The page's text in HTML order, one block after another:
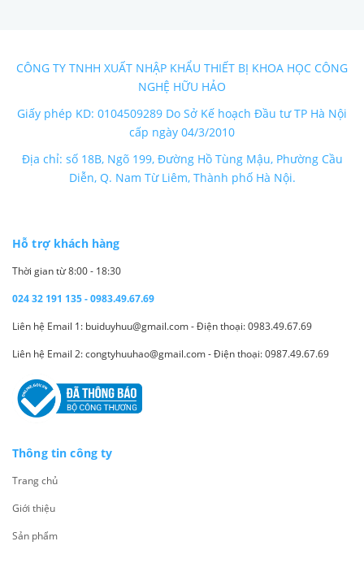
CÔNG TY TNHH XUẤT NHẬP KHẨU THIẾT BỊ KHOA HỌC CÔNG
NGHỆ HỮU HẢO
Giấy phép KD: 0104509289 Do Sở Kế hoạch Đầu tư TP Hà Nội
cấp ngày 04/3/2010
Địa chỉ: số 18B, Ngõ 199, Đường Hồ Tùng Mậu, Phường Cầu
Diễn, Q. Nam Từ Liêm, Thành phố Hà Nội.
Hỗ trợ khách hàng
Thời gian từ 8:00 - 18:30
024 32 191 135 - 0983.49.67.69
Liên hệ Email 1: buiduyhuu@gmail.com - Điện thoại: 0983.49.67.69
Liên hệ Email 2: congtyhuuhao@gmail.com - Điện thoại: 0987.49.67.69
Thông tin công ty
Trang chủ
Giới thiệu
Sản phẩm